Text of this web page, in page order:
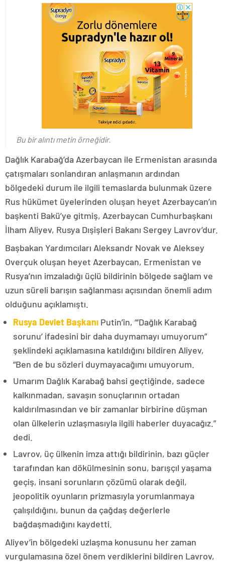
Bu bir alıntı metin örneğidir.
Dağlık Karabağ’da Azerbaycan ile Ermenistan arasında
çatışmaları sonlandıran anlaşmanın ardından
bölgedeki durum ile ilgili temaslarda bulunmak üzere
Rus hükümet üyelerinden oluşan heyet Azerbaycan’ın
başkenti Bakü’ye gitmiş, Azerbaycan Cumhurbaşkanı
İlham Aliyev, Rusya Dışişleri Bakanı Sergey Lavrov’dur.
Başbakan Yardımcıları Aleksandr Novak ve Aleksey
Overçuk oluşan heyet Azerbaycan, Ermenistan ve
Rusya’nın imzaladığı üçlü bildirinin bölgede sağlam ve
uzun süreli barışın sağlanması açısından önemli adım
olduğunu açıklamıştı.
Rusya Devlet Başkanı Putin’in, “‘Dağlık Karabağ
sorunu’ ifadesini bir daha duymamayı umuyorum”
şeklindeki açıklamasına katıldığını bildiren Aliyev,
“Ben de bu sözleri duymayacağımı umuyorum.
Umarım Dağlık Karabağ bahsi geçtiğinde, sadece
kalkınmadan, savaşın sonuçlarının ortadan
kaldırılmasından ve bir zamanlar birbirine düşman
olan ülkelerin uzlaşmasıyla ilgili haberler duyacağız.”
dedi.
Lavrov, üç ülkenin imza attığı bildirinin, bazı güçler
tarafından kan dökülmesinin sonu, barışçıl yaşama
geçiş, insani sorunların çözümü olarak değil,
jeopolitik oyunların prizmasıyla yorumlanmaya
çalışıldığını, bunun da çağdaş değerlerle
bağdaşmadığını kaydetti.
Aliyev’in bölgedeki uzlaşma konusunu her zaman
vurgulamasına özel önem verdiklerini bildiren Lavrov,